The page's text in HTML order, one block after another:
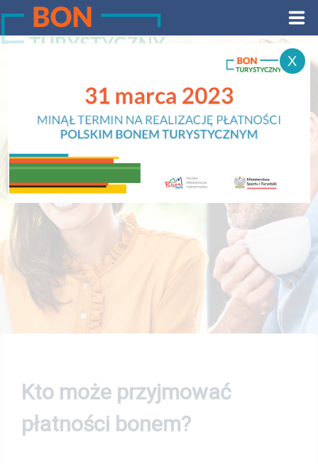
X
Raporty
Certyfikat Dobrych Praktyk
Kto może przyjmować
płatności bonem?
Panel zarządzania plikami cookies